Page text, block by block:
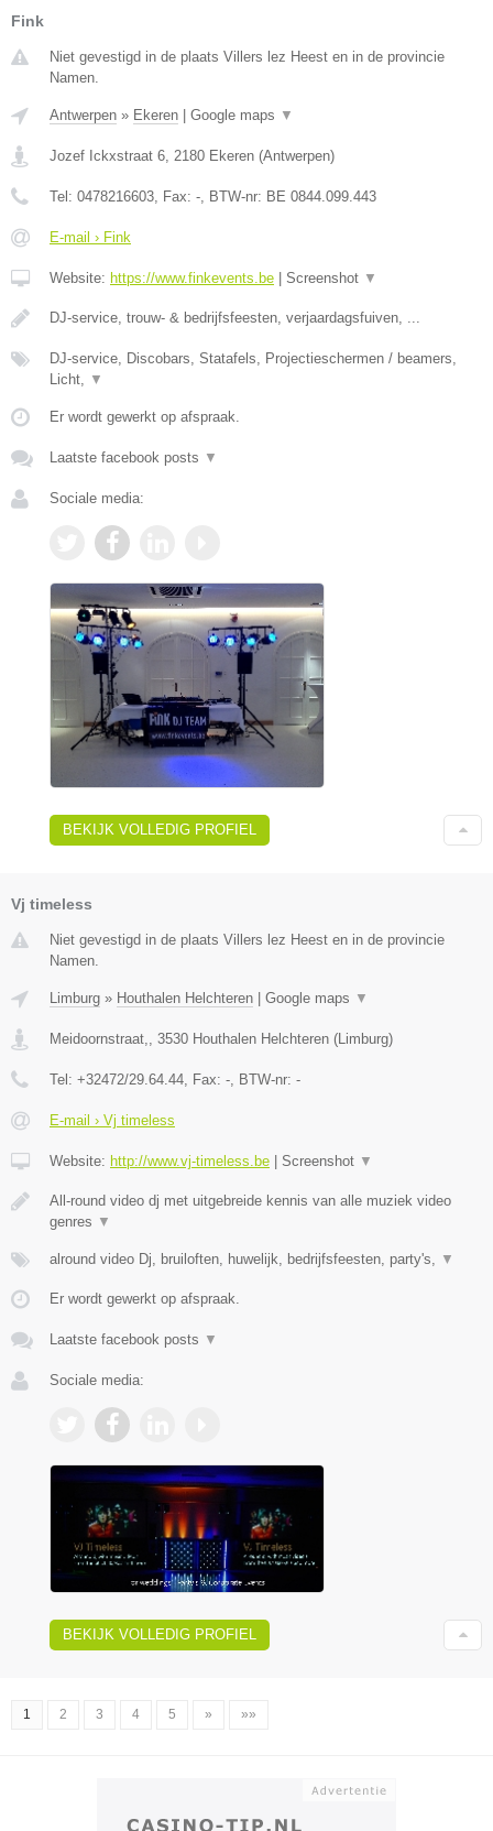
Fink
Niet gevestigd in de plaats Villers lez Heest en in de provincie
Namen.
Antwerpen » Ekeren | Google maps ▼
Jozef Ickxstraat 6 2180 Ekeren (Antwerpen)
Tel: 0478216603 , Fax: - , BTW-nr: BE 0844.099.443
E-mail › Fink
Website: https://www.finkevents.be | Screenshot ▼
DJ-service, trouw- & bedrijfsfeesten, verjaardagsfuiven, ...
DJ-service, Discobars, Statafels, Projectieschermen / beamers,
Licht,
▼
Er wordt gewerkt op afspraak.
Laatste facebook posts ▼
Sociale media:
BEKIJK VOLLEDIG PROFIEL
Vj timeless
Niet gevestigd in de plaats Villers lez Heest en in de provincie
Namen.
Limburg » Houthalen Helchteren Google maps ▼
Meidoornstraat,, 3530 Houthalen Helchteren (Limburg)
Tel: +32472/29.64.44, Fax: -, BTW-nr: -
E-mail › Vj timeless
Website: http://www.vj-timeless.be Screenshot ▼
All-round video dj met uitgebreide kennis van alle muziek video
genres ▼
alround video Dj, bruiloften, huwelijk, bedrijfsfeesten, party's, ▼
Er wordt gewerkt op afspraak.
Laatste facebook posts ▼
Sociale media:
BEKIJK VOLLEDIG PROFIEL
1 2 3 4 5 » »»